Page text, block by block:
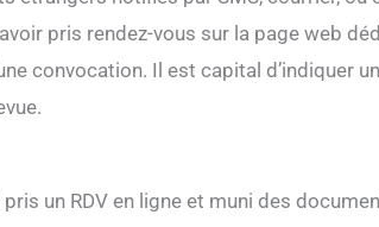
pris rendez-vous sur la page web
convocation. Il est capital d’indiquer
un RDV en ligne et muni des